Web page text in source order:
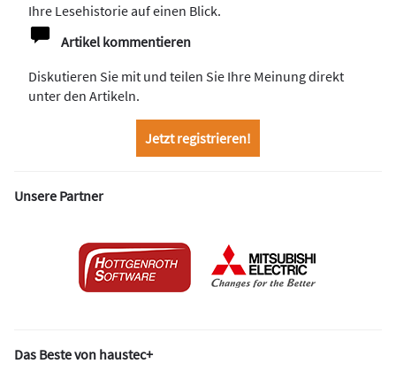
Ihre Lesehistorie auf einen Blick.
Artikel kommentieren
Diskutieren Sie mit und teilen Sie Ihre Meinung direkt
unter den Artikeln.
Jetzt registrieren!
Unsere Partner
Das Beste von haustec+